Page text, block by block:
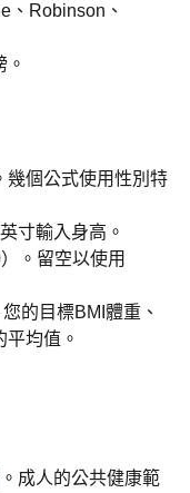
、Robinson、
幾個公式使用性別特
寸輸入身高。
）。留空以使用
的目標BMI體重、
均值。
。成人的公共健康範